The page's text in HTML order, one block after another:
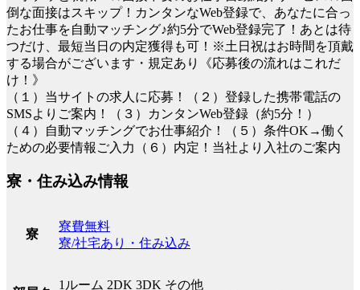
倒な面接はスキップ！カンタンなWeb登録で、あなたに合っ
たお仕事を自動マッチング♪約5分でWeb登録完了！あとは待
つだけ、最短当日の内定獲得も可！※土日祝はお時間を頂戴
する場合がございます・規定あり《応募後の流れはこれだ
け！》
（１）当サイトの求人に応募！（２）登録した携帯電話の
SMSよりご案内！（３）カンタンWeb登録（約5分！）
（４）自動マッチングでお仕事紹介！（５）条件OK→働く
ための必要情報ご入力（６）内定！当社より入社のご案内
寮・住み込み情報
寮
寮費無料
寮/社宅あり・住み込み
1ルーム 2DK 3DK その他